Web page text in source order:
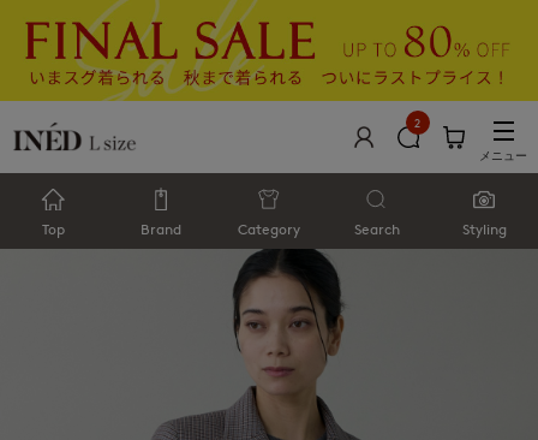
2
メニュー
Top Brand Category Search Styling